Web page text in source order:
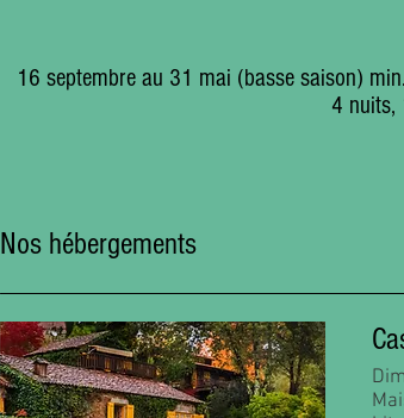
16 septembre au 31 mai (basse saison)
4 nuits,
Nos hébergements